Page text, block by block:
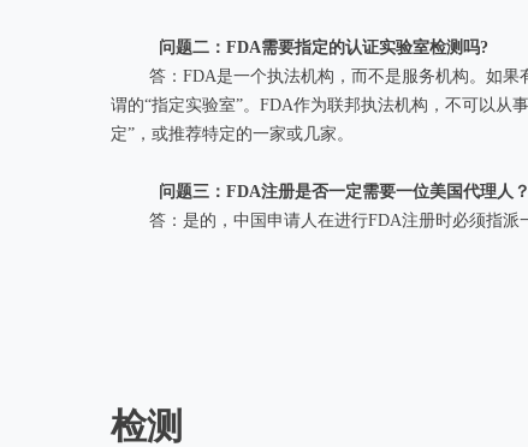
问题二：FDA需要指定的认证实验室检测吗?
答：FDA是一个执法机构，而不是服务机构。如果有
谓的“指定实验室”。FDA作为联邦执法机构，不可以
定”，或推荐特定的一家或几家。
问题三：FDA注册是否一定需要一位美国代理人？
答：是的，中国申请人在进行FDA注册时必须指派一
检测